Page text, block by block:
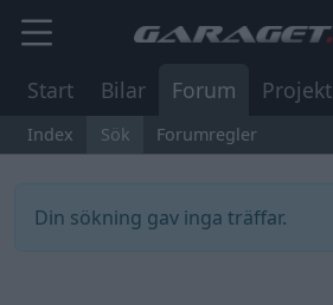
Start Bilar Forum Projekt
Index Sök Forumregler
Din sökning gav inga träffar.